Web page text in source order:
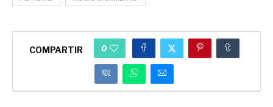
COMPARTIR 0